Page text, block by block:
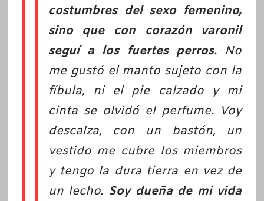
costumbres del sexo femenino,
sino que con corazón varonil
seguí a los fuertes perros. No
me gustó el manto sujeto con la
fíbula, ni el pie calzado y mi
cinta se olvidó el perfume. Voy
descalza, con un bastón, un
vestido me cubre los miembros
y tengo la dura tierra en vez de
un lecho. Soy dueña de mi vida